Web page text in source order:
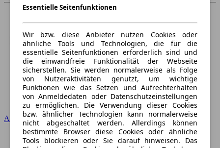
Audi
Essentielle Seitenfunktionen
Wir bzw. diese Anbieter nutzen Cookies oder
ähnliche Tools und Technologien, die für die
essentielle Seitenfunktionen erforderlich sind und
die einwandfreie Funktionalität der Webseite
sicherstellen. Sie werden normalerweise als Folge
von Nutzeraktivitäten genutzt, um wichtige
Funktionen wie das Setzen und Aufrechterhalten
von Anmeldedaten oder Datenschutzeinstellungen
zu ermöglichen. Die Verwendung dieser Cookies
bzw. ähnlicher Technologien kann normalerweise
nicht abgeschaltet werden. Allerdings können
bestimmte Browser diese Cookies oder ähnliche
Tools blockieren oder Sie darauf hinweisen. Das